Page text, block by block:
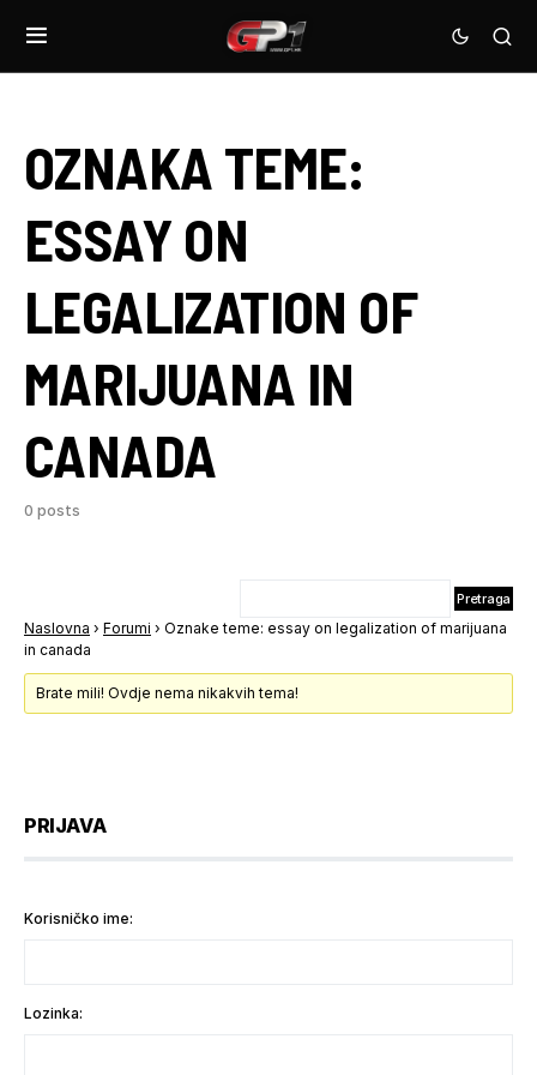
OZNAKA TEME:
ESSAY ON
LEGALIZATION OF
MARIJUANA IN
CANADA
0 posts
Naslovna › Forumi › Oznake teme: essay on legalization of marijuana
in canada
Brate mili! Ovdje nema nikakvih tema!
PRIJAVA
Korisničko ime:
Lozinka: